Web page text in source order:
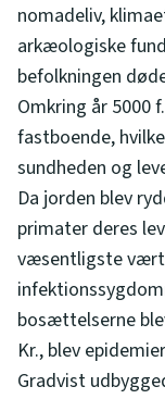
nomadeliv,
arkæologiske
befolkningen
Omkring år 5000
fastboende,
sundheden og
Da jorden blev
primater deres
væsentligste
bosættelserne
Kr., blev
Gradvist